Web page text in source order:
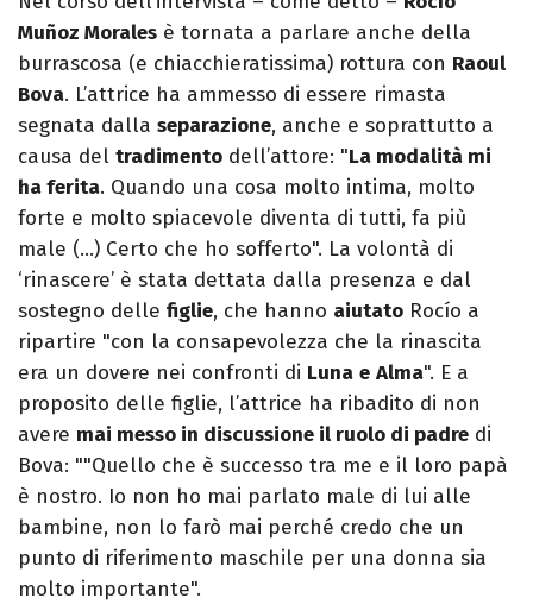
Muñoz Morales è tornata a parlare anche della
burrascosa (e chiacchieratissima) rottura con Raoul
Bova. L’attrice ha ammesso di essere rimasta
segnata dalla separazione, anche e soprattutto a
causa del tradimento dell’attore: "La modalità mi
ha ferita. Quando una cosa molto intima, molto
forte e molto spiacevole diventa di tutti, fa più
male (…) Certo che ho sofferto". La volontà di
‘rinascere’ è stata dettata dalla presenza e dal
sostegno delle figlie, che hanno aiutato Rocío a
ripartire "con la consapevolezza che la rinascita
era un dovere nei confronti di Luna e Alma". E a
proposito delle figlie, l’attrice ha ribadito di non
avere mai messo in discussione il ruolo di padre di
Bova: ""Quello che è successo tra me e il loro papà
è nostro. Io non ho mai parlato male di lui alle
bambine, non lo farò mai perché credo che un
punto di riferimento maschile per una donna sia
molto importante".